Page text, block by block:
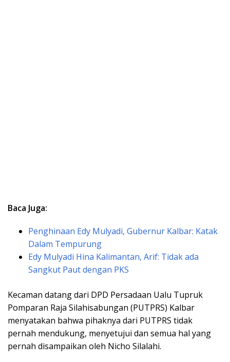
Baca Juga:
Penghinaan Edy Mulyadi, Gubernur Kalbar: Katak
Dalam Tempurung
Edy Mulyadi Hina Kalimantan, Arif: Tidak ada
Sangkut Paut dengan PKS
Kecaman datang dari DPD Persadaan Ualu Tupruk
Pomparan Raja Silahisabungan (PUTPRS) Kalbar
menyatakan bahwa pihaknya dari PUTPRS tidak
pernah mendukung, menyetujui dan semua hal yang
pernah disampaikan oleh Nicho Silalahi.